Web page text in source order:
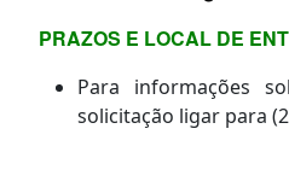
PRAZOS E LOCAL DE
Para informações
solicitação ligar para